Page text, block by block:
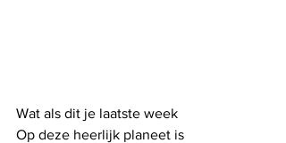
Wat als dit je laatste week
Op deze heerlijk planeet is